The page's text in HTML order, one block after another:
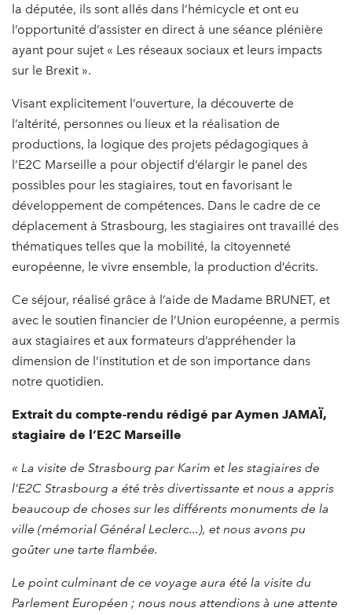
la députée, ils sont allés dans l’hémicycle et ont eu
l’opportunité d’assister en direct à une séance plénière
ayant pour sujet « Les réseaux sociaux et leurs impacts
sur le Brexit ».
Visant explicitement l’ouverture, la découverte de
l’altérité, personnes ou lieux et la réalisation de
productions, la logique des projets pédagogiques à
l’E2C Marseille a pour objectif d’élargir le panel des
possibles pour les stagiaires, tout en favorisant le
développement de compétences. Dans le cadre de ce
déplacement à Strasbourg, les stagiaires ont travaillé des
thématiques telles que la mobilité, la citoyenneté
européenne, le vivre ensemble, la production d’écrits.
Ce séjour, réalisé grâce à l’aide de Madame BRUNET, et
avec le soutien financier de l’Union européenne, a permis
aux stagiaires et aux formateurs d’appréhender la
dimension de l’institution et de son importance dans
notre quotidien.
Extrait du compte-rendu rédigé par Aymen JAMAÏ,
stagiaire de l’E2C Marseille
« La visite de Strasbourg par Karim et les stagiaires de
l'E2C Strasbourg a été très divertissante et nous a appris
beaucoup de choses sur les différents monuments de la
ville (mémorial Général Leclerc...), et nous avons pu
goûter une tarte flambée.
Le point culminant de ce voyage aura été la visite du
Parlement Européen ; nous nous attendions à une attente